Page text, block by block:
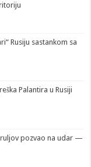
Rusiju sastankom sa
Palantira u Rusiji
pozvao na udar —